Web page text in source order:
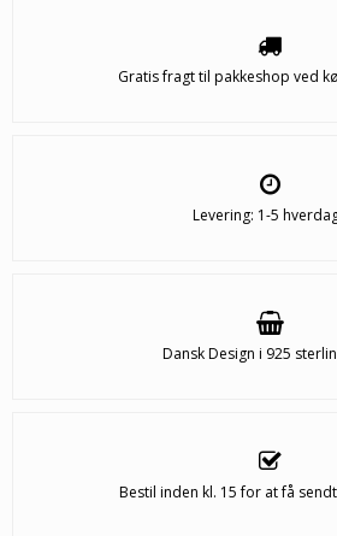
Gratis fragt til pakkeshop ved
Levering: 1-5
Dansk Design i 925
Bestil inden kl. 15 for at få